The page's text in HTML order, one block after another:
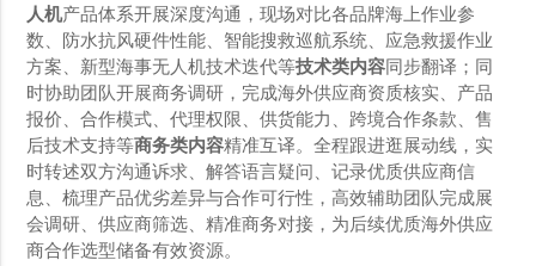
人机产品体系开展深度沟通，现场对比各品牌海上作业参
数、防水抗风硬件性能、智能搜救巡航系统、应急救援作业
方案、新型海事无人机技术迭代等技术类内容同步翻译；同
时协助团队开展商务调研，完成海外供应商资质核实、产品
报价、合作模式、代理权限、供货能力、跨境合作条款、售
后技术支持等商务类内容精准互译。全程跟进逛展动线，实
时转述双方沟通诉求、解答语言疑问、记录优质供应商信
息、梳理产品优劣差异与合作可行性，高效辅助团队完成展
会调研、供应商筛选、精准商务对接，为后续优质海外供应
商合作选型储备有效资源。